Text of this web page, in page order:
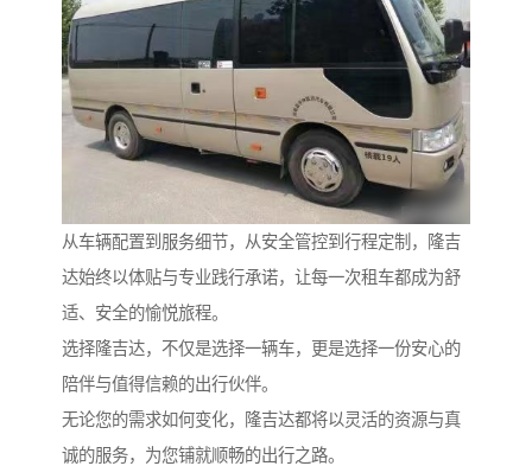
从车辆配置到服务细节，从安全管控到行程定制，隆吉
达始终以体贴与专业践行承诺，让每一次租车都成为舒
适、安全的愉悦旅程。
选择隆吉达，不仅是选择一辆车，更是选择一份安心的
陪伴与值得信赖的出行伙伴。
无论您的需求如何变化，隆吉达都将以灵活的资源与真
诚的服务，为您铺就顺畅的出行之路。